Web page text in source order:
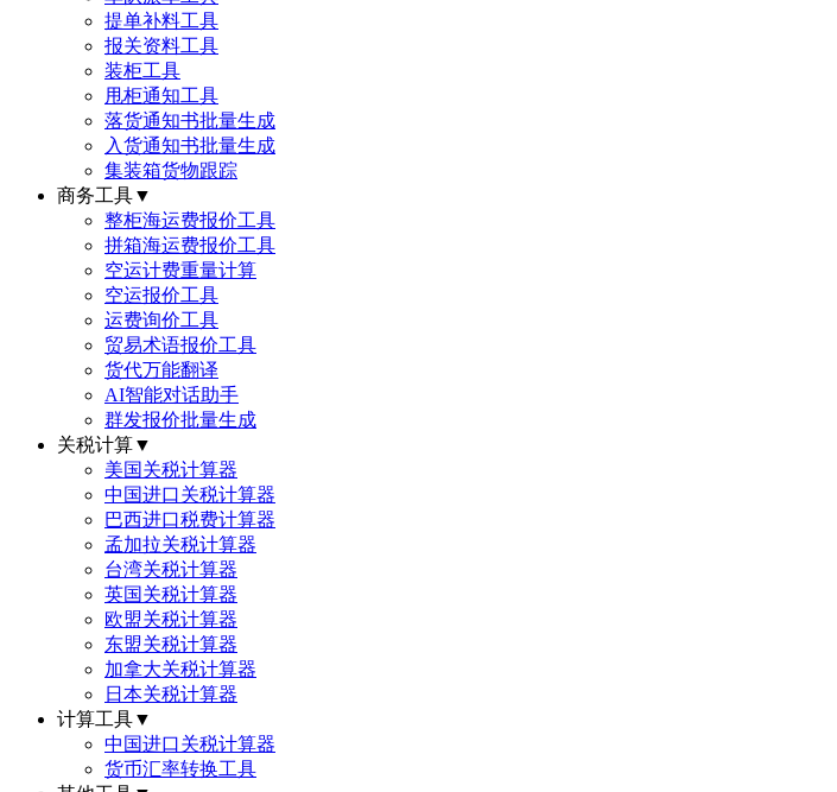
提单补料工具
报关资料工具
装柜工具
甩柜通知工具
落货通知书批量生成
入货通知书批量生成
集装箱货物跟踪
商务工具▼
整柜海运费报价工具
拼箱海运费报价工具
空运计费重量计算
空运报价工具
运费询价工具
贸易术语报价工具
货代万能翻译
AI智能对话助手
群发报价批量生成
关税计算▼
美国关税计算器
中国进口关税计算器
巴西进口税费计算器
孟加拉关税计算器
台湾关税计算器
英国关税计算器
欧盟关税计算器
东盟关税计算器
加拿大关税计算器
日本关税计算器
计算工具▼
中国进口关税计算器
货币汇率转换工具